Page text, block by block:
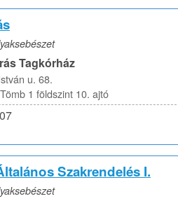
Tagkórház
u. 68.
1 földszint 10. ajtó
Szakrendelés I.